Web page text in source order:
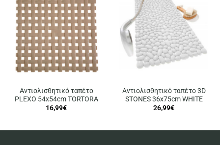
Αντιολισθητικό ταπέτο
PLEXO 54x54cm TORTORA
16,99€
Αντιολισθητικό ταπέτο 3D
STONES 36x75cm WHITE
26,99€